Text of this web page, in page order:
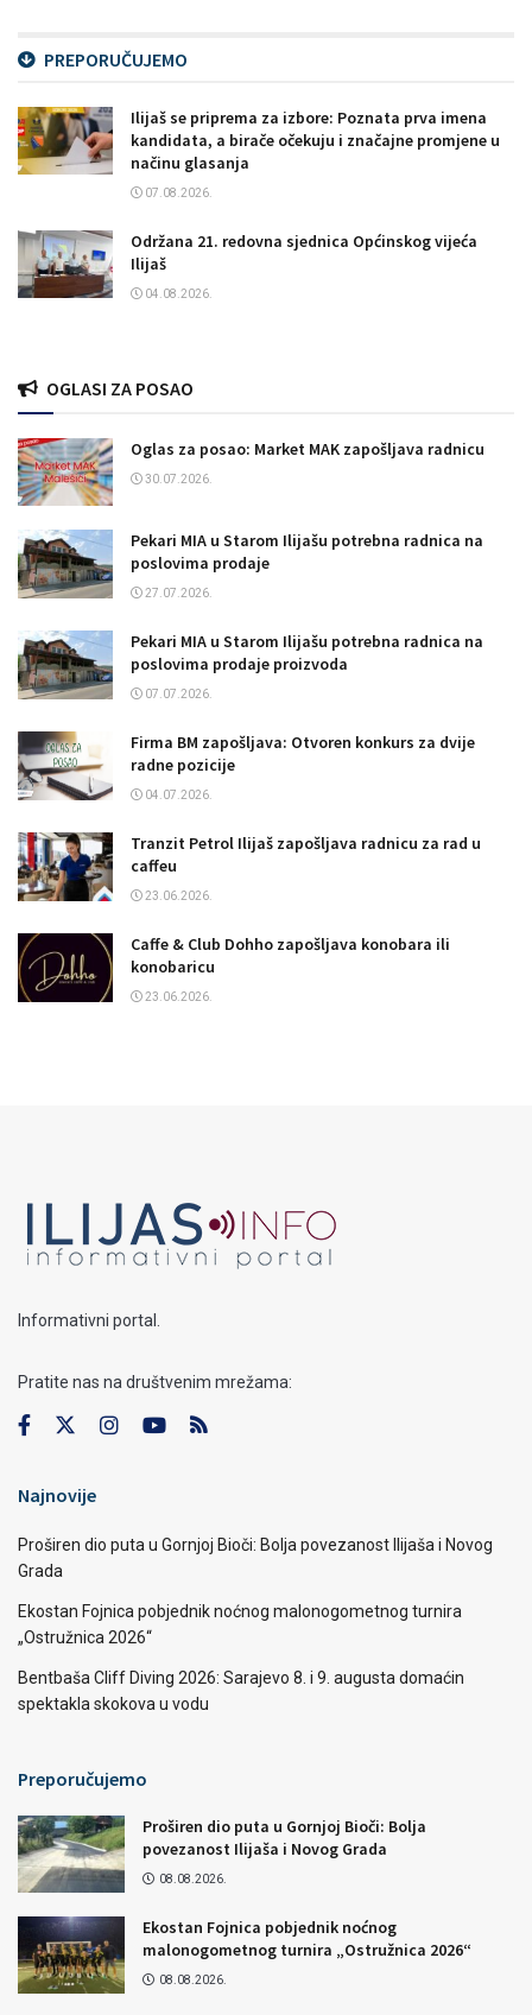
PREPORUČUJEMO
Ilijaš se priprema za izbore: Poznata prva imena
kandidata, a birače očekuju i značajne promjene u
načinu glasanja
07.08.2026.
Održana 21. redovna sjednica Općinskog vijeća
Ilijaš
04.08.2026.
OGLASI ZA POSAO
Oglas za posao: Market MAK zapošljava radnicu
30.07.2026.
Pekari MIA u Starom Ilijašu potrebna radnica na
poslovima prodaje
27.07.2026.
Pekari MIA u Starom Ilijašu potrebna radnica na
poslovima prodaje proizvoda
07.07.2026.
Firma BM zapošljava: Otvoren konkurs za dvije
radne pozicije
04.07.2026.
Tranzit Petrol Ilijaš zapošljava radnicu za rad u
caffeu
23.06.2026.
Caffe & Club Dohho zapošljava konobara ili
konobaricu
23.06.2026.
Informativni portal.
Pratite nas na društvenim mrežama:
Najnovije
Proširen dio puta u Gornjoj Bioči: Bolja povezanost Ilijaša i Novog
Grada
Ekostan Fojnica pobjednik noćnog malonogometnog turnira
„Ostružnica 2026“
Bentbaša Cliff Diving 2026: Sarajevo 8. i 9. augusta domaćin
spektakla skokova u vodu
Preporučujemo
Proširen dio puta u Gornjoj Bioči: Bolja
povezanost Ilijaša i Novog Grada
08.08.2026.
Ekostan Fojnica pobjednik noćnog
malonogometnog turnira „Ostružnica 2026“
08.08.2026.